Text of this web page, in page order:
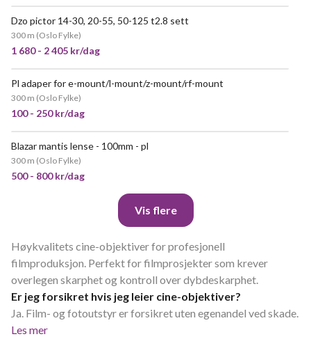
Dzo pictor 14-30, 20-55, 50-125 t2.8 sett
300 m (Oslo Fylke)
1 680 - 2 405 kr/dag
Pl adaper for e-mount/l-mount/z-mount/rf-mount
300 m (Oslo Fylke)
100 - 250 kr/dag
Blazar mantis lense - 100mm - pl
300 m (Oslo Fylke)
500 - 800 kr/dag
Vis flere
Høykvalitets cine-objektiver for profesjonell
filmproduksjon. Perfekt for filmprosjekter som krever
overlegen skarphet og kontroll over dybdeskarphet.
Er jeg forsikret hvis jeg leier cine-objektiver?
Ja. Film- og fotoutstyr er forsikret uten egenandel ved skade.
Les mer